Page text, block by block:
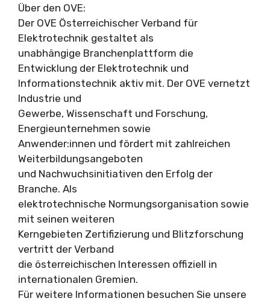
Über den OVE:
Der OVE Österreichischer Verband für
Elektrotechnik gestaltet als
unabhängige Branchenplattform die
Entwicklung der Elektrotechnik und
Informationstechnik aktiv mit. Der OVE vernetzt
Industrie und
Gewerbe, Wissenschaft und Forschung,
Energieunternehmen sowie
Anwender:innen und fördert mit zahlreichen
Weiterbildungsangeboten
und Nachwuchsinitiativen den Erfolg der
Branche. Als
elektrotechnische Normungsorganisation sowie
mit seinen weiteren
Kerngebieten Zertifizierung und Blitzforschung
vertritt der Verband
die österreichischen Interessen offiziell in
internationalen Gremien.
Für weitere Informationen besuchen Sie unsere